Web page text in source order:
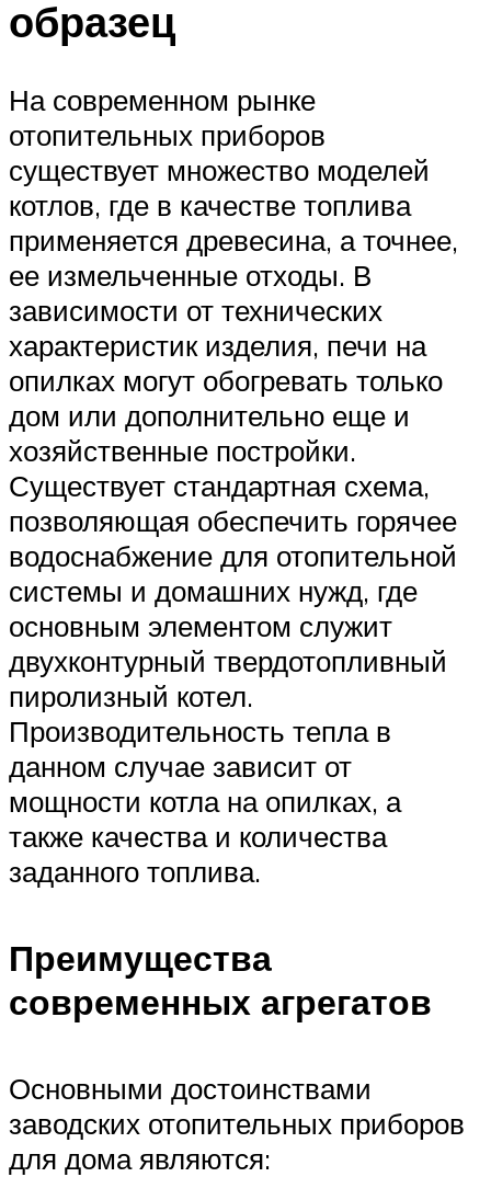
образец
На современном рынке
отопительных приборов
существует множество моделей
котлов, где в качестве топлива
применяется древесина, а точнее,
ее измельченные отходы. В
зависимости от технических
характеристик изделия, печи на
опилках могут обогревать только
дом или дополнительно еще и
хозяйственные постройки.
Существует стандартная схема,
позволяющая обеспечить горячее
водоснабжение для отопительной
системы и домашних нужд, где
основным элементом служит
двухконтурный твердотопливный
пиролизный котел.
Производительность тепла в
данном случае зависит от
мощности котла на опилках, а
также качества и количества
заданного топлива.
Преимущества
современных агрегатов
Основными достоинствами
заводских отопительных приборов
для дома являются: